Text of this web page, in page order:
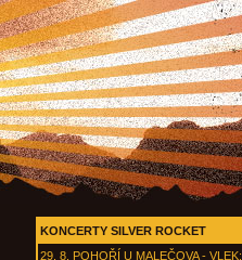
KONCERTY SILVER ROCKET
29. 8. POHOŘÍ U MALEČOVA - VLEK: